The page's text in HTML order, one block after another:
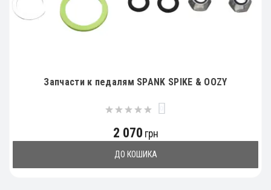
Запчасти к педалям SPANK SPIKE & OOZY
2 070 грн
ДО КОШИКА